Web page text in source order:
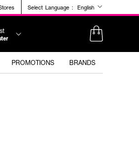
Select Language : English
PROMOTIONS BRANDS